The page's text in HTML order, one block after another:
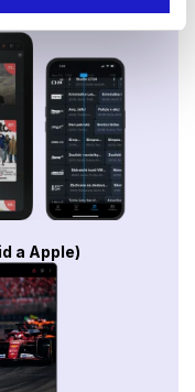
a Apple)